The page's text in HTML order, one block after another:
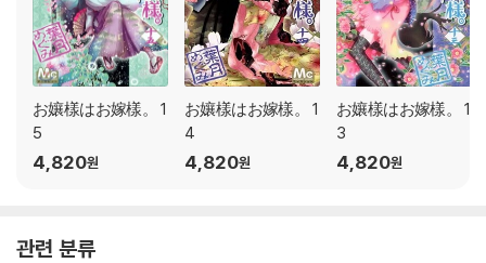
お孃樣はお嫁樣。 1
5
4,820원
お孃樣はお嫁樣。 1
4
4,820원
お孃樣はお嫁樣。 1
3
4,820원
관련 분류